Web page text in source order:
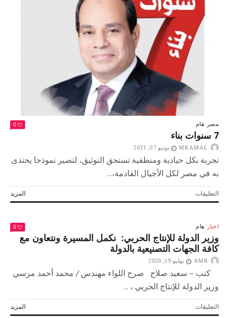
مصر هام 0
MKAMAL يونيو 07, 2021
تجربة بكل حيادية ومنطقية تستحق التوثيق، لتصير نموذجا يحتذى
به في مصر لكل الأجيال القادمة،...
المزيد التعليقاتعلى
7
بناء
مغلقة
اخبار هام 0
وزير الدولة للإنتاج الحربي: نكمل المسيرة ونتعاون مع
كافة الجهات التصنيعية بالدولة
AMR يوليو 19, 2020
كتب – سعيد صلاح صرح اللواء مهندس / محمد أحمد مرسي
وزير الدولة للإنتاج الحربي ، ...
المزيد التعليقاتعلى
وزير